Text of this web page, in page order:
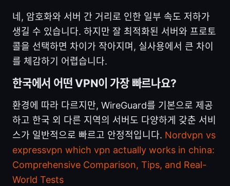
네, 암호화와 서버 간 거리로 인한 일부 속도 저하가
생길 수 있습니다. 하지만 잘 최적화된 서버와 프로토
콜을 선택하면 차이가 작아지며, 실사용에서 큰 차이
를 체감하기 어렵습니다.
한국에서 어떤 VPN이 가장 빠르나요?
환경에 따라 다르지만, WireGuard를 기본으로 제공
하고 한국 외 다른 지역의 서버도 다양하게 갖춘 서비
스가 일반적으로 빠르고 안정적입니다. Nordvpn vs
expressvpn which vpn actually works in china:
Comprehensive Comparison, Tips, and Real-
World Tests